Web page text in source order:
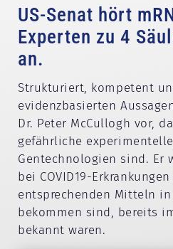
US-Senat hört
Experten zu 4
an.
Strukturiert, kompetent
evidenzbasierten
Dr. Peter McCullogh vor,
gefährliche
Gentechnologien sind. Er
bei COVID19-
entsprechenden Mitteln
bekommen sind, bereits
bekannt waren.